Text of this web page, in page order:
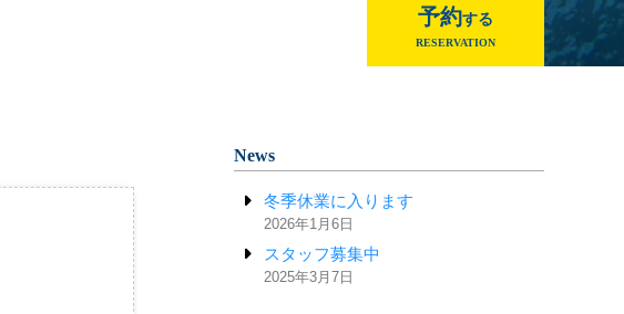
予約する
RESERVATION
News
冬季休業に入ります
2026年1月6日
スタッフ募集中
2025年3月7日